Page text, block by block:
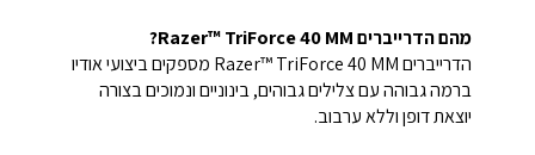
מהם הדרייברים Razer™ TriForce 40 MM?
הדרייברים Razer™ TriForce 40 MM מספקים ביצועי אודיו
ברמה גבוהה עם צלילים גבוהים, בינוניים ונמוכים בצורה
יוצאת דופן וללא ערבוב.